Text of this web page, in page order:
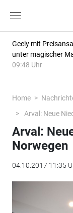
Geely mit
unter magischer
09:48 Uhr
Home
Arval: Neue
Arval:
Norwegen
04.10.2017 11:35